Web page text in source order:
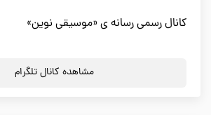
کانال رسمی رسانه ی «موسیقی نوین»
مشاهده کانال تلگرام